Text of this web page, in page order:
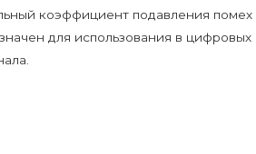
коэффициент подавления помех
для использования в цифровых